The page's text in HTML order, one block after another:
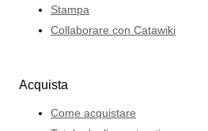
Stampa
Collaborare con Catawiki
Acquista
Come acquistare